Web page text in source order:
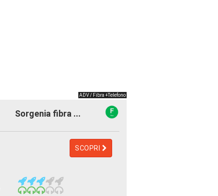
ADV / Fibra +Telefono
Sorgenia fibra ...
SCOPRI